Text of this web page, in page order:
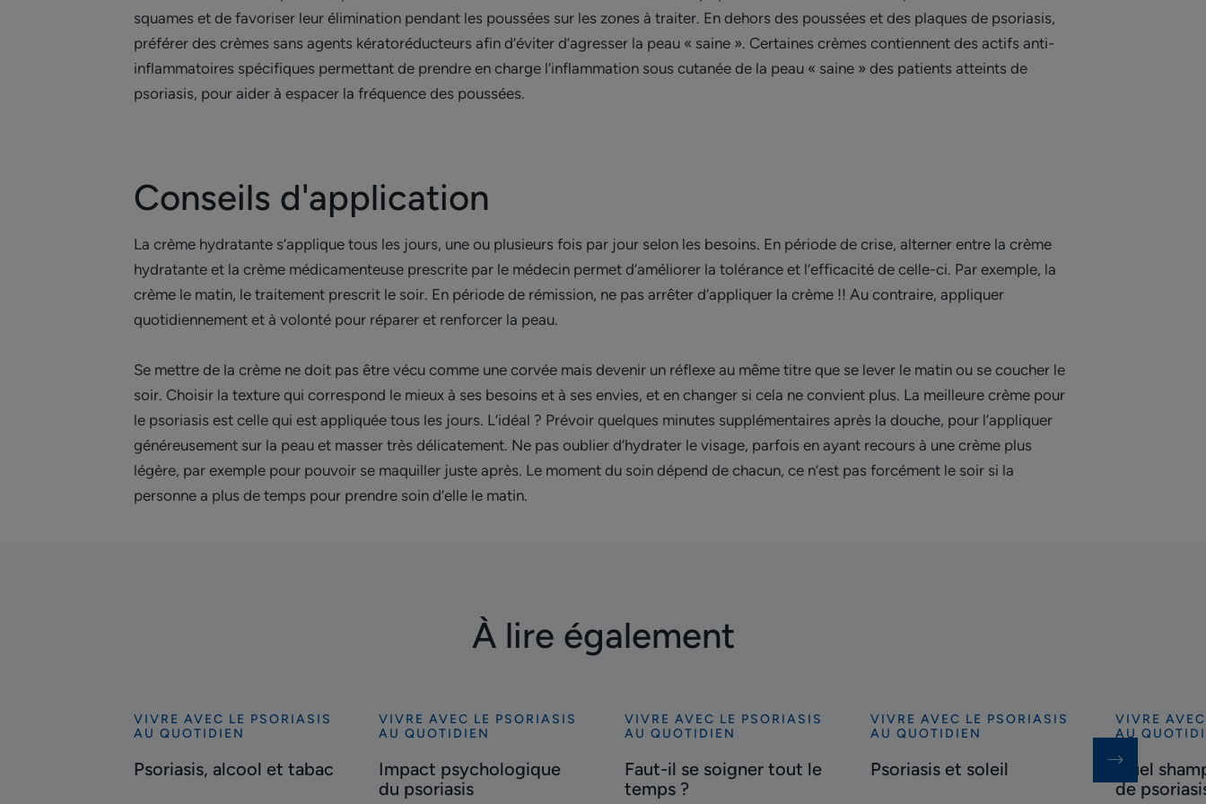
squames et de favoriser leur élimination pendant les poussées sur les zones à traiter. En dehors des poussées et des plaques de psoriasis,
préférer des crèmes sans agents kératoréducteurs afin d’éviter d’agresser la peau « saine ». Certaines crèmes contiennent des actifs anti-
inflammatoires spécifiques permettant de prendre en charge l’inflammation sous cutanée de la peau « saine » des patients atteints de
psoriasis, pour aider à espacer la fréquence des poussées.
Conseils d'application
La crème hydratante s’applique tous les jours, une ou plusieurs fois par jour selon les besoins. En période de crise, alterner entre la crème
hydratante et la crème médicamenteuse prescrite par le médecin permet d’améliorer la tolérance et l’efficacité de celle-ci. Par exemple, la
crème le matin, le traitement prescrit le soir. En période de rémission, ne pas arrêter d’appliquer la crème !! Au contraire, appliquer
quotidiennement et à volonté pour réparer et renforcer la peau.
Se mettre de la crème ne doit pas être vécu comme une corvée mais devenir un réflexe au même titre que se lever le matin ou se coucher le
soir. Choisir la texture qui correspond le mieux à ses besoins et à ses envies, et en changer si cela ne convient plus. La meilleure crème pour
le psoriasis est celle qui est appliquée tous les jours. L’idéal ? Prévoir quelques minutes supplémentaires après la douche, pour l’appliquer
généreusement sur la peau et masser très délicatement. Ne pas oublier d’hydrater le visage, parfois en ayant recours à une crème plus
légère, par exemple pour pouvoir se maquiller juste après. Le moment du soin dépend de chacun, ce n’est pas forcément le soir si la
personne a plus de temps pour prendre soin d’elle le matin.
À lire également
Découvrir
alcool
VIVRE AVEC LE PSORIASIS
AU QUOTIDIEN
Psoriasis, alcool et tabac
Découvrir
psychologique
du
VIVRE AVEC LE PSORIASIS
AU QUOTIDIEN
Impact psychologique
du psoriasis
Découvrir
il
se
VIVRE AVEC LE PSORIASIS
AU QUOTIDIEN
Faut-il se soigner tout le
temps ?
Découvrir
et
VIVRE AVEC LE PSORIASIS
AU QUOTIDIEN
Psoriasis et soleil
Découvrir
shampooing
en
VIVRE
AU
Quel
de